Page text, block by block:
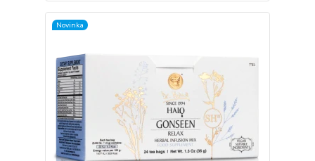
Novinka